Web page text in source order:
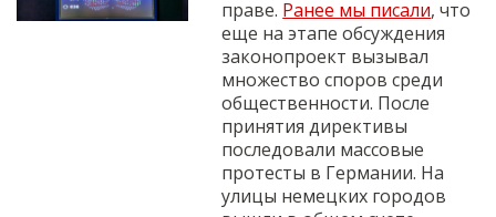
праве. Ранее мы писали, что
еще на этапе обсуждения
законопроект вызывал
множество споров среди
общественности. После
принятия директивы
последовали массовые
протесты в Германии. На
улицы немецких городов